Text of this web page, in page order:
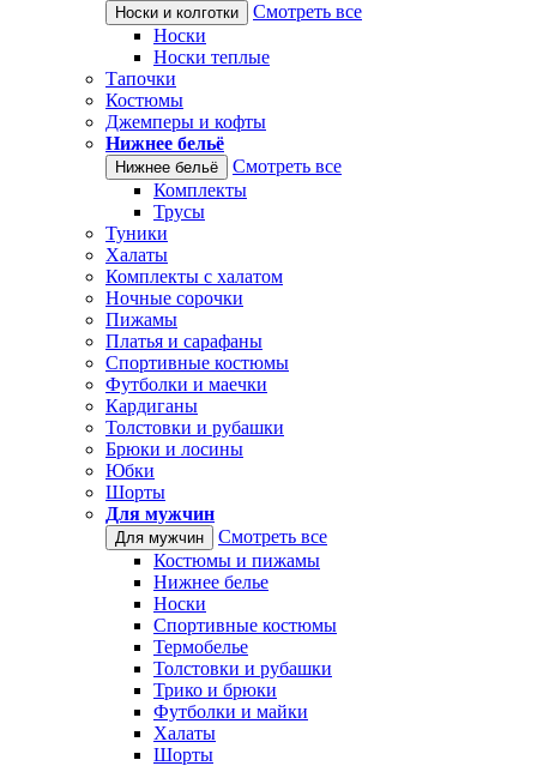
Носки и колготки
Смотреть все
Носки
Носки теплые
Тапочки
Костюмы
Джемперы и кофты
Нижнее бельё
Нижнее бельё
Смотреть все
Комплекты
Трусы
Туники
Халаты
Комплекты с халатом
Ночные сорочки
Пижамы
Платья и сарафаны
Спортивные костюмы
Футболки и маечки
Кардиганы
Толстовки и рубашки
Брюки и лосины
Юбки
Шорты
Для мужчин
Для мужчин
Смотреть все
Костюмы и пижамы
Нижнее белье
Носки
Спортивные костюмы
Термобелье
Толстовки и рубашки
Трико и брюки
Футболки и майки
Халаты
Шорты